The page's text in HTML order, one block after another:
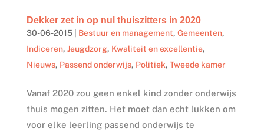
Dekker zet in op nul thuiszitters in 2020
30-06-2015| Bestuur en management, Gemeenten,
Indiceren, Jeugdzorg, Kwaliteit en excellentie,
Nieuws, Passend onderwijs, Politiek, Tweede kamer
Vanaf 2020 zou geen enkel kind zonder onderwijs
thuis mogen zitten. Het moet dan echt lukken om
voor elke leerling passend onderwijs te